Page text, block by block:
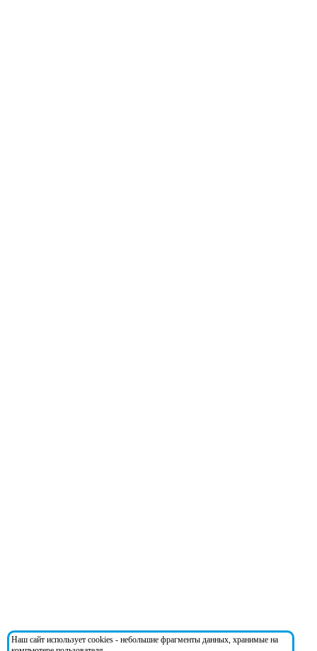
Наш сайт использует cookies - небольшие фрагменты данных, хранимые на